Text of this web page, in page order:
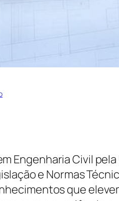
Engenharia Civil
e Normas
que